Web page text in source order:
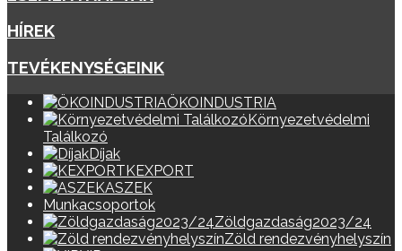
HÍREK
TEVÉKENYSÉGEINK
ÖKOINDUSTRIA
Környezetvédelmi
Találkozó
Díjak
KEXPORT
ASZEK
Munkacsoportok
Zöldgazdaság2023/24
Zöld rendezvényhelyszín